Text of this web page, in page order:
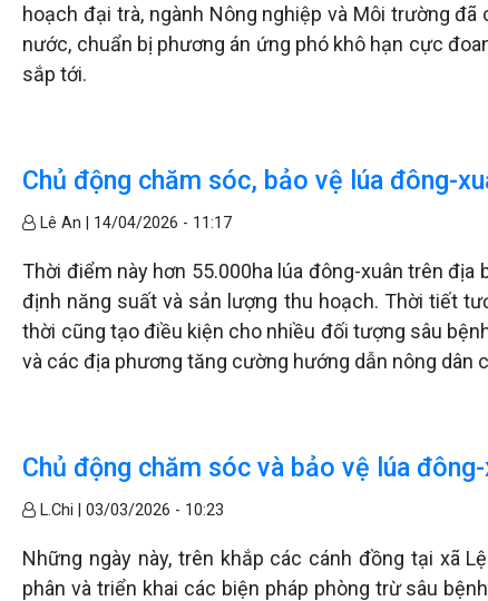
hoạch đại trà, ngành Nông nghiệp và Môi trường
nước, chuẩn bị phương án ứng phó khô hạn cực
sắp tới.
Chủ động chăm sóc, bảo vệ lúa đông-
Lê An | 14/04/2026 - 11:17
Thời điểm này hơn 55.000ha lúa đông-xuân trên
định năng suất và sản lượng thu hoạch. Thời tiết
thời cũng tạo điều kiện cho nhiều đối tượng sâu
và các địa phương tăng cường hướng dẫn nông dân
Chủ động chăm sóc và bảo vệ lúa
L.Chi |03/03/2026 - 10:23
Những ngày này, trên khắp các cánh đồng tại xã
phân và triển khai các biện pháp phòng trừ sâu